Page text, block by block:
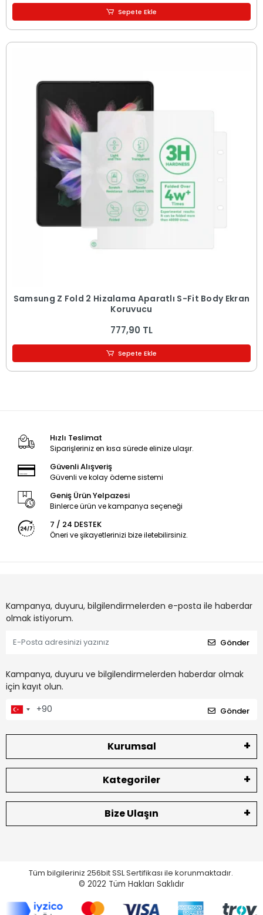
Sepete Ekle
Samsung Z Fold 2 Hizalama Aparatlı S-Fit Body Ekran
Koruyucu
777,90 TL
Sepete Ekle
Hızlı Teslimat
Siparişleriniz en kısa sürede elinize ulaşır.
Güvenli Alışveriş
Güvenli ve kolay ödeme sistemi
Geniş Ürün Yelpazesi
Binlerce ürün ve kampanya seçeneği
7 / 24 DESTEK
Öneri ve şikayetlerinizi bize iletebilirsiniz.
Kampanya, duyuru, bilgilendirmelerden e-posta ile haberdar
olmak istiyorum.
Gönder
Kampanya, duyuru ve bilgilendirmelerden haberdar olmak
için kayıt olun.
Gönder
Kurumsal
Kategoriler
Bize Ulaşın
Tüm bilgileriniz 256bit SSL Sertifikası ile korunmaktadır.
© 2022 Tüm Hakları Saklıdır